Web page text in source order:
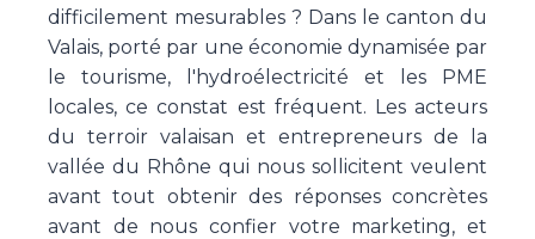
difficilement mesurables ? Dans le canton du
Valais, porté par une économie dynamisée par
le tourisme, l'hydroélectricité et les PME
locales, ce constat est fréquent. Les acteurs
du terroir valaisan et entrepreneurs de la
vallée du Rhône qui nous sollicitent veulent
avant tout obtenir des réponses concrètes
avant de nous confier votre marketing, et